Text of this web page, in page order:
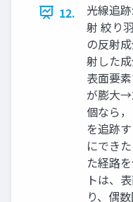
12.
光線追
射 絞り
の反射
射した
表面要
が膨大
個なら
を追跡
にでき
た経路
トは、
り、偶